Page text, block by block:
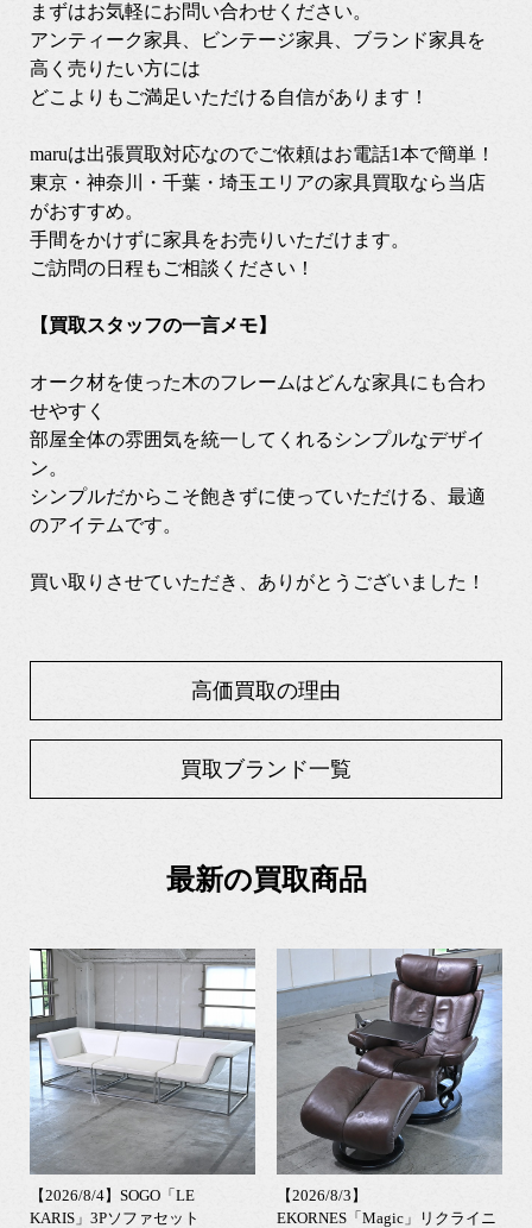
まずはお気軽にお問い合わせください。
アンティーク家具、ビンテージ家具、ブランド家具を
高く売りたい方には
どこよりもご満足いただける自信があります！
maruは出張買取対応なのでご依頼はお電話1本で簡単！
東京・神奈川・千葉・埼玉エリアの家具買取なら当店
がおすすめ。
手間をかけずに家具をお売りいただけます。
ご訪問の日程もご相談ください！
【買取スタッフの一言メモ】
オーク材を使った木のフレームはどんな家具にも合わ
せやすく
部屋全体の雰囲気を統一してくれるシンプルなデザイ
ン。
シンプルだからこそ飽きずに使っていただける、最適
のアイテムです。
買い取りさせていただき、ありがとうございました！
高価買取の理由
買取ブランド一覧
最新の買取商品
【2026/8/4】SOGO「LE
KARIS」3Pソファセット
【2026/8/3】
EKORNES「Magic」リクライニ